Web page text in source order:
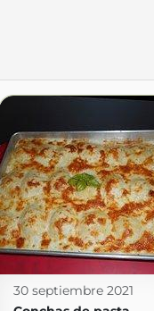
30 septiembre 2021